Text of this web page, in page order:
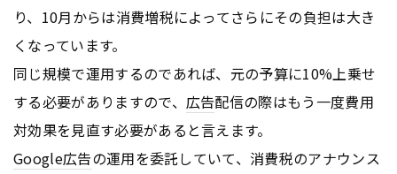
り、10月からは消費増税によってさらにその負担は大き
くなっています。
同じ規模で運用するのであれば、元の予算に10%上乗せ
する必要がありますので、 広告配信の際はもう一度費用
対効果を見直す必要があると言えます。
Google広告の運用を委託していて、消費税のアナウンス